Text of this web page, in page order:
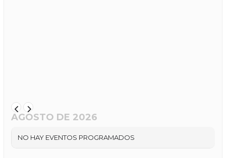
AGOSTO DE 2026
NO HAY EVENTOS PROGRAMADOS